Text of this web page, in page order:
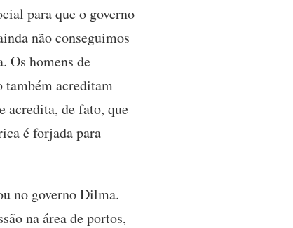
para que o governo
não conseguimos
Os homens de
também acreditam
acredita, de fato, que
é forjada para
no governo Dilma.
na área de portos,